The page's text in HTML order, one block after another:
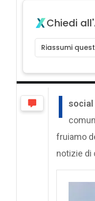
Chiedi
Riassumi
I social
fruiamo
notizie di